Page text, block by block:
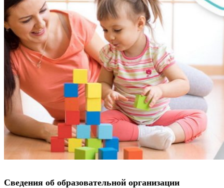
Сведения об образовательной организации